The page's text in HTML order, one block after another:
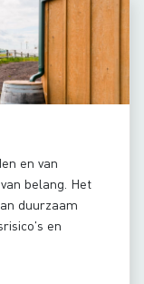
en van
belang. Het
duurzaam
en